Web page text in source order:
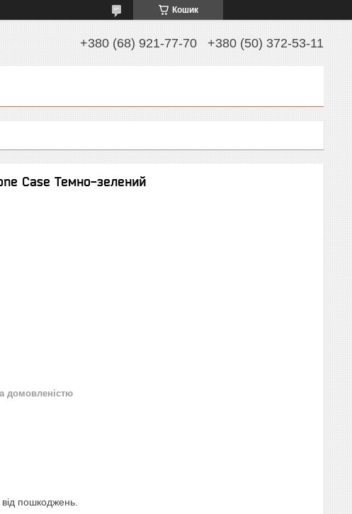
Кошик
+380 (68) 921-77-70 +380 (50) 372-53-11
Case Темно-зелений
домовленістю
пошкоджень.